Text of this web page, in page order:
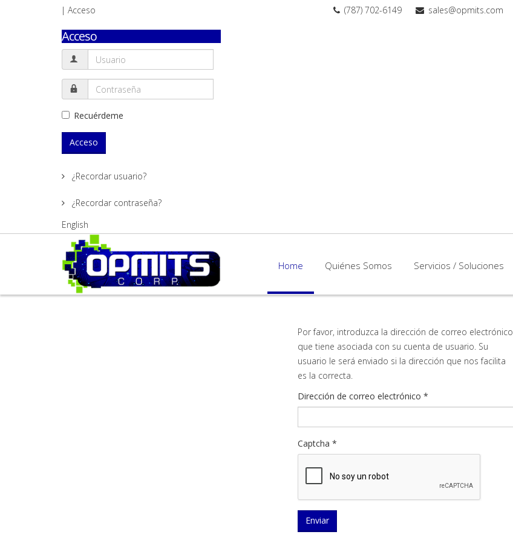
| Acceso
Acceso
Recuérdeme
Acceso
¿Recordar usuario?
¿Recordar contraseña?
English
(787) 702-6149 sales@opmits.com
Home Quiénes Somos Servicios / Soluciones
Por favor, introduzca la dirección de correo electrónico
que tiene asociada con su cuenta de usuario. Su
usuario le será enviado si la dirección que nos facilita
es la correcta.
Dirección de correo electrónico *
Captcha *
Enviar